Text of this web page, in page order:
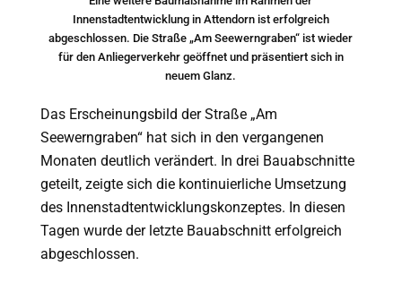
Innenstadtentwicklung in Attendorn ist erfolgreich
abgeschlossen. Die Straße „Am Seewerngraben“ ist wieder
für den Anliegerverkehr geöffnet und präsentiert sich in
neuem Glanz.
Das Erscheinungsbild der Straße „Am
Seewerngraben“ hat sich in den vergangenen
Monaten deutlich verändert. In drei Bauabschnitte
geteilt, zeigte sich die kontinuierliche Umsetzung
des Innenstadtentwicklungskonzeptes. In diesen
Tagen wurde der letzte Bauabschnitt erfolgreich
abgeschlossen.